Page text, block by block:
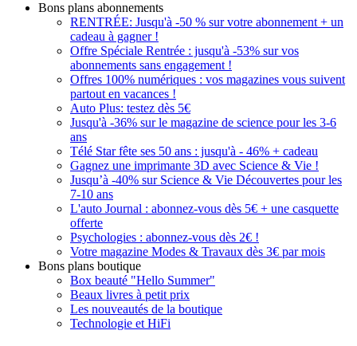
Bons plans abonnements
RENTRÉE: Jusqu'à -50 % sur votre abonnement + un
cadeau à gagner !
Offre Spéciale Rentrée : jusqu'à -53% sur vos
abonnements sans engagement !
Offres 100% numériques : vos magazines vous suivent
partout en vacances !
Auto Plus: testez dès 5€
Jusqu'à -36% sur le magazine de science pour les 3-6
ans
Télé Star fête ses 50 ans : jusqu'à - 46% + cadeau
Gagnez une imprimante 3D avec Science & Vie !
Jusqu’à -40% sur Science & Vie Découvertes pour les
7-10 ans
L'auto Journal : abonnez-vous dès 5€ + une casquette
offerte
Psychologies : abonnez-vous dès 2€ !
Votre magazine Modes & Travaux dès 3€ par mois
Bons plans boutique
Box beauté "Hello Summer"
Beaux livres à petit prix
Les nouveautés de la boutique
Technologie et HiFi